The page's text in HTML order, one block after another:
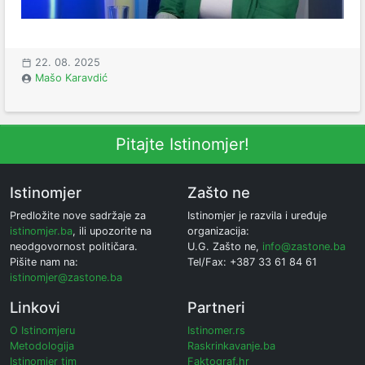
22. 08. 2025
Mašo Karavdić
Pitajte Istinomjer!
Istinomjer
Predložite nove sadržaje za
istinomjer.ba, ili upozorite na
neodgovornost političara.
Pišite nam na:
istinomjer@zastone.ba
Zašto ne
Istinomjer je razvila i uređuje
organizacija:
U.G. Zašto ne, info@zastone.ba
Tel/Fax: +387 33 61 84 61
Linkovi
O Istinomjeru
Metodologija
Istinomjer tim
Partneri
Istinomer.rs
Raskrinkavanje.ba
Faktograf.hr